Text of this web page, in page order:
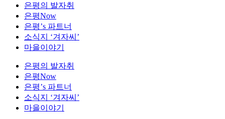
은평의 발자취
은평Now
은평’s 파트너
소식지 ‘겨자씨’
마을이야기
은평의 발자취
은평Now
은평’s 파트너
소식지 ‘겨자씨’
마을이야기